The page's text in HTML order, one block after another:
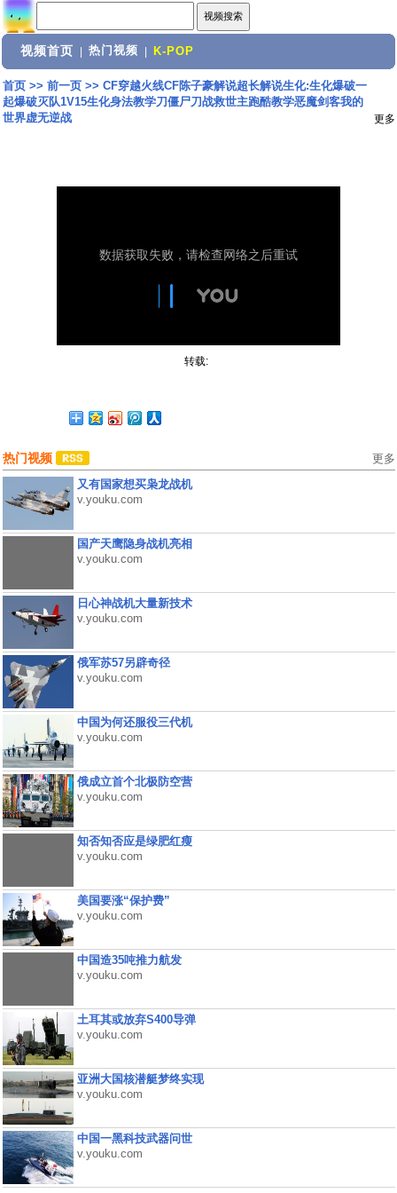
视频首页 热门视频 K-POP
首页>> 前一页>> CF穿越火线CF陈子豪解说超长解说生化:生化爆破一
起爆破灭队1V15生化身法教学刀僵尸刀战救世主跑酷教学恶魔剑客我的
世界虚无逆战
更多
转载:
热门视频 更多
又有国家想买枭龙战机
v.youku.com
国产天鹰隐身战机亮相
v.youku.com
日心神战机大量新技术
v.youku.com
俄军苏57另辟奇径
v.youku.com
中国为何还服役三代机
v.youku.com
俄成立首个北极防空营
v.youku.com
知否知否应是绿肥红瘦
v.youku.com
美国要涨“保护费”
v.youku.com
中国造35吨推力航发
v.youku.com
土耳其或放弃S400导弹
v.youku.com
亚洲大国核潜艇梦终实现
v.youku.com
中国一黑科技武器问世
v.youku.com